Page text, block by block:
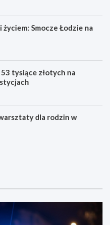
Smocze Łodzie na
tysiące złotych na
dla rodzin w